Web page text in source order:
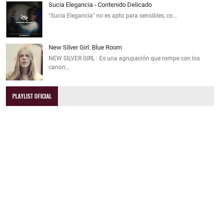
Sucia Elegancia - Contenido Delicado
"Sucia Elegancia" no es apto para sensibles, co…
New Silver Girl: Blue Room
NEW SILVER GIRL : Es una agrupación que rompe con los
canon…
PLAYLIST OFICIAL